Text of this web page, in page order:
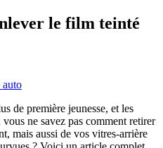
le film teinté
de première jeunesse, et les
ne savez pas comment retirer
mais aussi de vos vitres-arrière